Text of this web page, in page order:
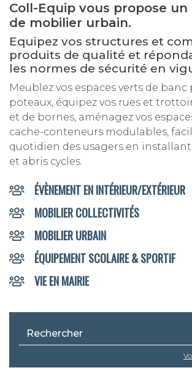
Coll-Equip vous propose
de mobilier urbain.
Equipez vos structures et
produits de qualité et
les normes de sécurité en
Meublez vos espaces verts de banc
poteaux, équipez vos rues et
et de bornes, aménagez vos
cache-conteneurs modulables,
quotidien des usagers en
et abris cycles.
ÉVÈNEMENT EN INTÉRIEUR/EXTÉRIEUR
MOBILIER COLLECTIVITÉS
MOBILIER URBAIN
ÉQUIPEMENT SCOLAIRE & SPORTIF
VIE EN MAIRIE